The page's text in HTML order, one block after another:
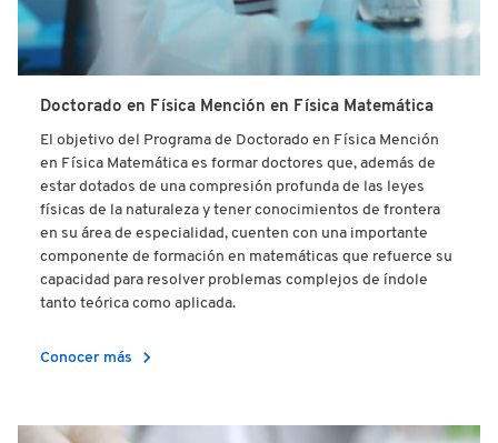
Doctorado en Física Mención en Física Matemática
El objetivo del Programa de Doctorado en Física Mención
en Física Matemática es formar doctores que, además de
estar dotados de una compresión profunda de las leyes
físicas de la naturaleza y tener conocimientos de frontera
en su área de especialidad, cuenten con una importante
componente de formación en matemáticas que refuerce su
capacidad para resolver problemas complejos de índole
tanto teórica como aplicada.
Conocer más chevron_right